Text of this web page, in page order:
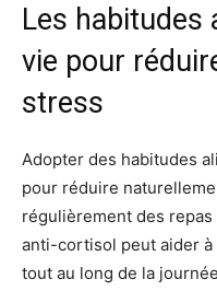
Les habitudes
vie pour
stress
Adopter des habitudes
pour réduire
régulièrement des repas
anti-cortisol peut aider à
tout au long de la